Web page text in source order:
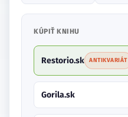
KÚPIŤ KNIHU
Restorio.sk ANTIKVARIÁT
Gorila.sk